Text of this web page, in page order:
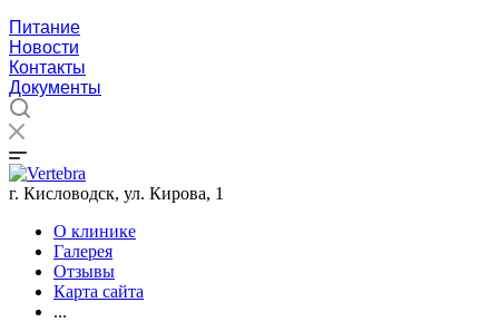
Питание
Новости
Контакты
Документы
г. Кисловодск, ул. Кирова, 1
О клинике
Галерея
Отзывы
Карта сайта
...